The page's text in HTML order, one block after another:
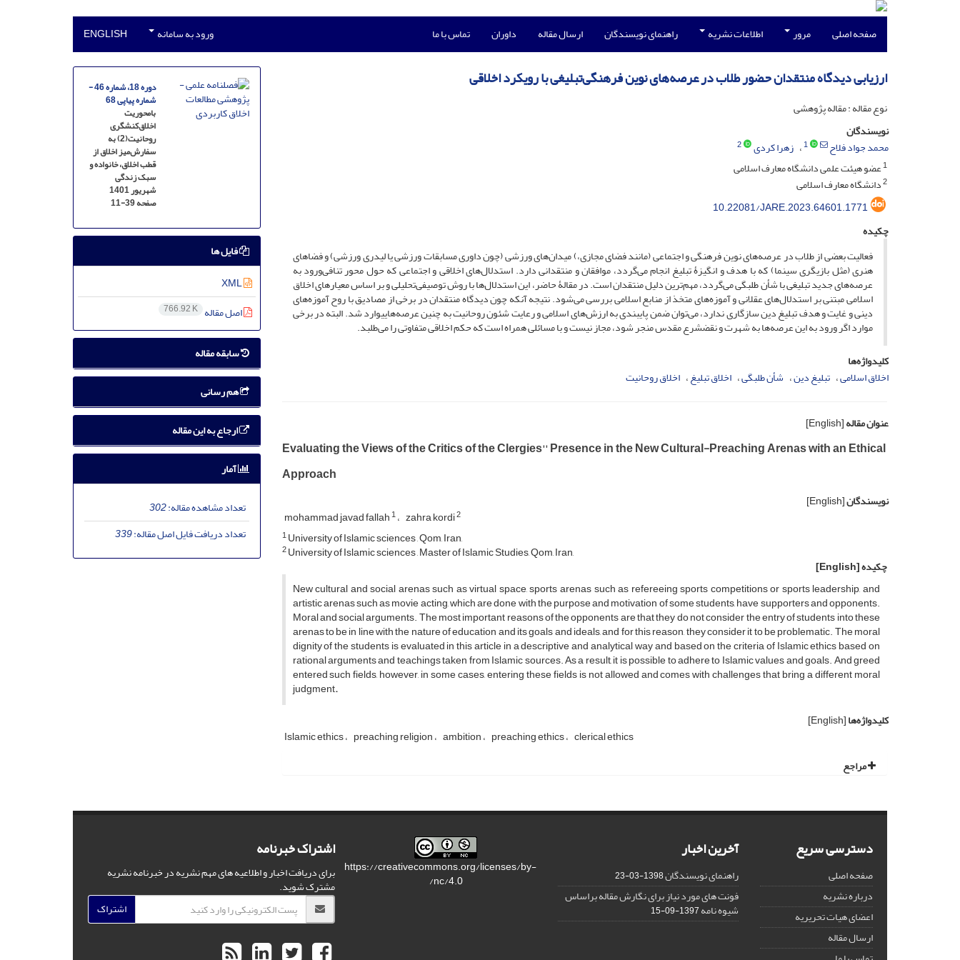
صفحه اصلی مرور اطلاعات نشریه راهنمای نویسندگان ارسال مقاله داوران تماس با ما ورود به سامانه ENGLISH
ارزیابی دیدگاه منتقدان حضور طلاب در عرصه‌های نوین فرهنگی‌تبلیغی با رویکرد اخلاقی
نوع مقاله : مقاله پژوهشی
نویسندگان
محمد جواد فلاح
1 زهرا کردی
2
1عضو هیئت علمی دانشگاه معارف اسلامی
2دانشگاه معارف اسلامی
10.22081/JARE.2023.64601.1771
چکیده
فعالیت بعضی از طلاب در عرصه‌های نوین فرهنگی و اجتماعی (مانند فضای مجازی،) میدان‌های ورزشی (چون داوری مسابقات ورزشی یا لیدری ورزشی) و فضاهای
هنری (مثل بازیگری سینما) که با هدف و انگیزۀ تبلیغ انجام می‌گردد، موافقان و منتقدانی دارد. استدلال‌های اخلاقی و اجتماعی که حول محور تنافی‌ورود به
عرصه‌های جدید تبلیغی با شأن طلبگی می‌گردد، مهم‌ترین دلیل منتقدان است. در مقالۀ حاضر، این استدلال‌ها با روش توصیفی‌تحلیلی و بر اساس معیارهای اخلاق
اسلامی مبتنی بر استدلال‌های عقلانی و آموزه‌های متخذ از منابع اسلامی بررسی می‌شود. نتیجه آنکه چون دیدگاه منتقدان در برخی از مصادیق با روح آموزه‌های
دینی و غایت و هدف تبلیغ دین سازگاری ندارد، می‌توان ضمن پایبندی به ارزش‌های اسلامی و رعایت شئون روحانیت به چنین عرصه‌هاییوارد شد. البته در برخی
موارد اگر ورود به این عرصه‌ها به شهرت و نقضشرع مقدس منجر شود، مجاز نیست و با مسائلی همراه است که حکم اخلاقی متفاوتی را می‌طلبد.
کلیدواژه‌ها
اخلاق اسلامی تبلیغ دین شأن طلبگی اخلاق تبلیغ اخلاق روحانیت
عنوان مقاله[English]
Evaluating the Views of the Critics of the Clergies'' Presence in the New Cultural-Preaching Arenas with an Ethical
Approach
نویسندگان[English]
mohammad javad fallah1 zahra kordi2
1University of Islamic sciences , Qom, Iran,
2University of Islamic sciences , Master of Islamic Studies, Qom, Iran,
چکیده[English]
New cultural and social arenas such as virtual space, sports arenas such as refereeing sports competitions or sports leadership, and
artistic arenas such as movie acting, which are done with the purpose and motivation of some students, have supporters and opponents.
Moral and social arguments. The most important reasons of the opponents are that they do not consider the entry of students into these
arenas to be in line with the nature of education and its goals and ideals, and for this reason, they consider it to be problematic. The moral
dignity of the students is evaluated in this article in a descriptive and analytical way and based on the criteria of Islamic ethics based on
rational arguments and teachings taken from Islamic sources. As a result, it is possible to adhere to Islamic values and goals. And greed
entered such fields, however, in some cases, entering these fields is not allowed and comes with challenges that bring a different moral
judgment.
کلیدواژه‌ها[English]
Islamic ethics preaching religion ambition preaching ethics clerical ethics
مراجع
دوره 18، شماره 46 -
شماره پیاپی 68
بامحوریت
اخلاق‌کنشگری
روحانیت(2) به
سفارش‌میز اخلاق ‌از
قطب اخلاق، خانواده و
سبک زندگی
شهریور 1401
صفحه11-39
فایل ها
XML
اصل مقاله 766.92 K
سابقه مقاله
هم رسانی
ارجاع به این مقاله
آمار
تعداد مشاهده مقاله:302
تعداد دریافت فایل اصل مقاله:339
دسترسی سریع
صفحه اصلی
درباره نشریه
اعضای هیات تحریریه
ارسال مقاله
آخرین اخبار
راهنمای نویسندگان1398-03-23
فونت های مورد نیاز برای نگارش مقاله براساس
شیوه نامه1397-09-15
https://creativecommons.org/licenses/by-
nc/4.0/
اشتراک خبرنامه
برای دریافت اخبار و اطلاعیه های مهم نشریه در خبرنامه نشریه
مشترک شوید.
اشتراک